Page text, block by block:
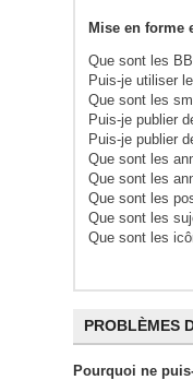
Mise en forme
Que sont les
Puis-je utiliser
Que sont les
Puis-je publier
Puis-je publier
Que sont les
Que sont les
Que sont les
Que sont les
Que sont les
PROBLÈMES
Pourquoi ne